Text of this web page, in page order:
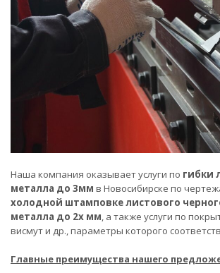
Наша компания оказывает услуги по гибки
металла до 3мм в Новосибирске по
холодной штамповке листового
металла до 2х мм, а также услуги по
висмут и др., параметры которого
Главные преимущества нашего